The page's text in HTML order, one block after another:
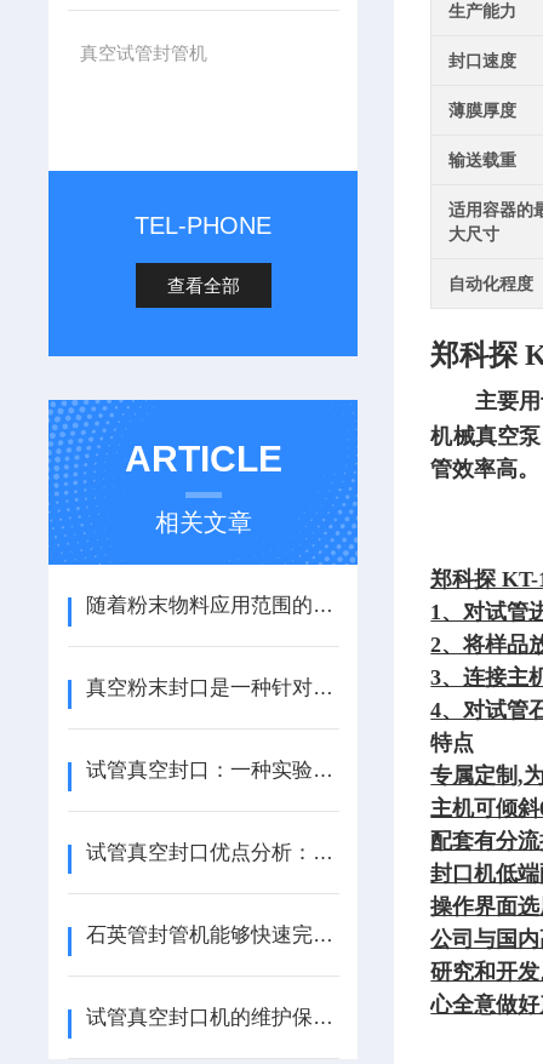
真空试管封管机
TEL-PHONE
查看全部
ARTICLE
相关文章
随着粉末物料应用范围的扩大，真空粉末封口技术将持续优化
真空粉末封口是一种针对粉末物料的包装工艺
试管真空封口：一种实验室密封技术应用
试管真空封口优点分析：从保鲜到便利
石英管封管机能够快速完成封装并保证密封效果良好
试管真空封口机的维护保养方法主要包括以下几个方面
生产能力
封口速度
薄膜厚度
输送载重
适用容器的
大尺寸
自动化程度
郑科探
主要
机械真空
管效率高。
郑科探
1、对试管
2、将样品
3、连接主
4、对试管
特点
专属定制,
主机可倾
配套有分
封口机低
操作界面
公司与国
研究和开
心全意做